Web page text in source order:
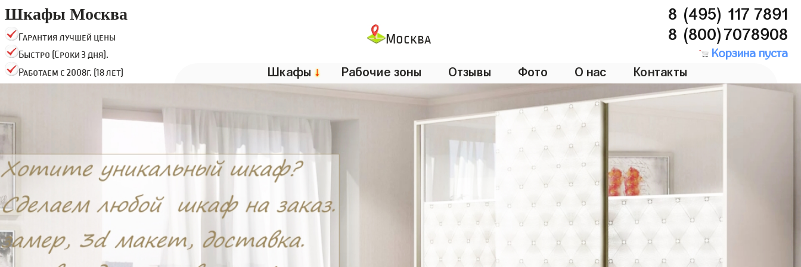
Шкафы Москва
Гарантия лучшей цены
Быстро (Сроки 3 дня).
Работаем с 2008г. (18 лет)
Москва
8 (495) 117 7891
8 (800)7078908
Корзина пуста
Шкафы ↓ Рабочие зоны Отзывы Фото О нас Контакты